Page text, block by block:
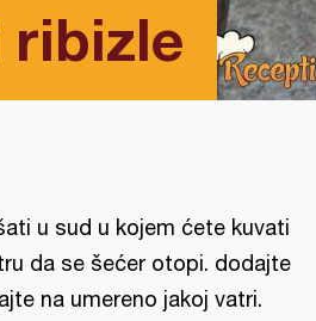
ribizle
u sud u kojem ćete kuvati
da se šećer otopi. dodajte
na umereno jakoj vatri.